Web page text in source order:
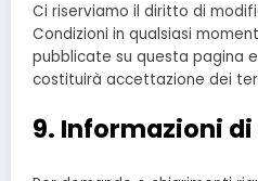
Ci riserviamo il diritto di
Condizioni in qualsiasi
pubblicate su questa pagina
costituirà accettazione dei
9. Informazioni